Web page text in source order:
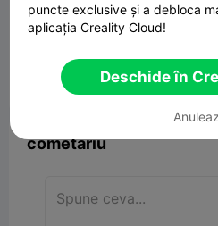
Raport 4
cometariu
puncte exclusive și a debloca
aplicația Creality Cloud!
Deschide în